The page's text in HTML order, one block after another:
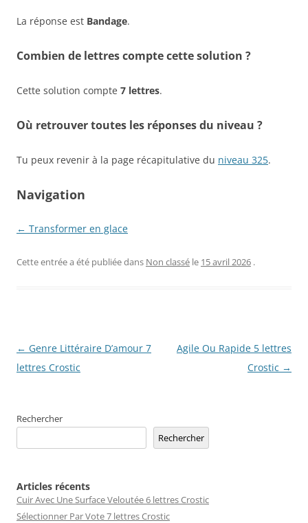
La réponse est Bandage.
Combien de lettres compte cette solution ?
Cette solution compte 7 lettres.
Où retrouver toutes les réponses du niveau ?
Tu peux revenir à la page récapitulative du niveau 325.
Navigation
← Transformer en glace
Cette entrée a été publiée dans Non classé le 15 avril 2026 .
Navigation
des
← Genre Littéraire D’amour 7
lettres Crostic
Agile Ou Rapide 5 lettres
Crostic →
Rechercher
Rechercher
Articles récents
Cuir Avec Une Surface Veloutée 6 lettres Crostic
Sélectionner Par Vote 7 lettres Crostic